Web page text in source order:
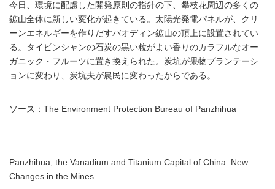
今日、環境に配慮した開発原則の指針の下、攀枝花周辺の多くの
鉱山全体に新しい変化が起きている。太陽光発電パネルが、クリ
ーンエネルギーを作りだすバオディン鉱山の頂上に設置されてい
る。タイピンシャンの石炭の黒い粒がよい香りのカラフルなオー
ガニック・フルーツに置き換えられた。炭坑が果物プランテーシ
ョンに変わり、炭坑夫が農民に変わったからである。
ソース：The Environment Protection Bureau of Panzhihua
Panzhihua, the Vanadium and Titanium Capital of China: New
Changes in the Mines